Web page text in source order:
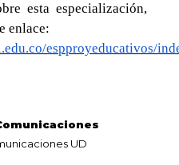
esta especialización,
enlace:
espproyeducativos/
UD